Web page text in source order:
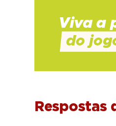
Respostas